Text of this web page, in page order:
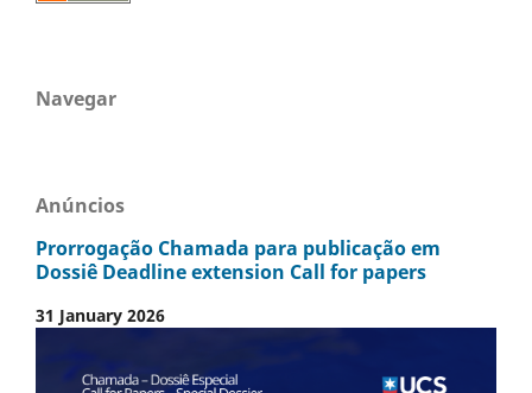
Navegar
Anúncios
Prorrogação Chamada para publicação em
Dossiê Deadline extension Call for papers
31 January 2026